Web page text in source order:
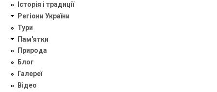
Історія і традиції
Регіони України
Тури
Пам'ятки
Природа
Блог
Галереї
Відео